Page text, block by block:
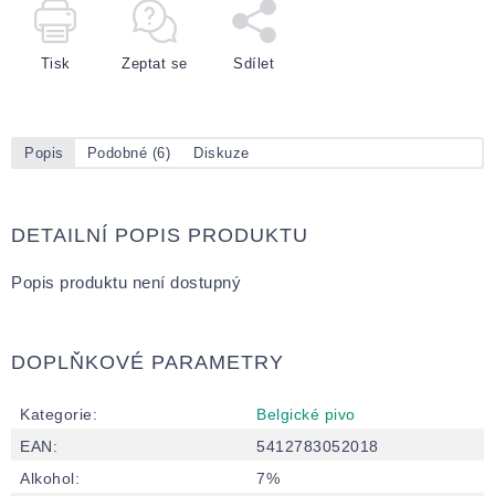
Tisk Zeptat se Sdílet
Popis Podobné (6) Diskuze
DETAILNÍ POPIS PRODUKTU
Popis produktu není dostupný
DOPLŇKOVÉ PARAMETRY
Kategorie:
Belgické pivo
EAN:
5412783052018
Alkohol:
7%